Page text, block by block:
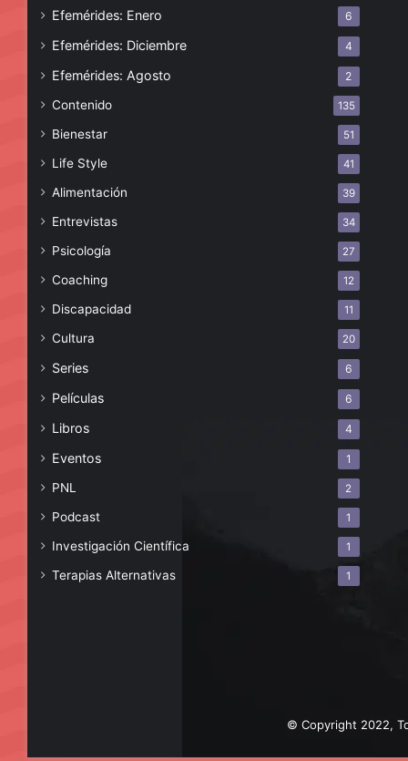
Efemérides: Enero 6
Efemérides: Diciembre 4
Efemérides: Agosto 2
Contenido 135
Bienestar 51
Life Style 41
Alimentación 39
Entrevistas 34
Psicología 27
Coaching 12
Discapacidad 11
Cultura 20
Series 6
Películas 6
Libros 4
Eventos 1
PNL 2
Podcast 1
Investigación Científica 1
Terapias Alternativas 1
© Copyright 2022,